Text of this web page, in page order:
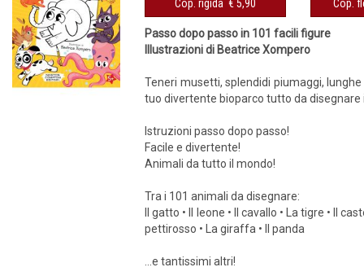
Cop. rigida € 5,90
Passo dopo passo in 101 facili figure
Illustrazioni di Beatrice Xompero
Teneri musetti, splendidi piumaggi,
tuo divertente bioparco tutto da disegnare
Istruzioni passo dopo passo!
Facile e divertente!
Animali da tutto il mondo!
Tra i 101 animali da disegnare:
Il gatto • Il leone • Il cavallo • La tigre • Il
pettirosso • La giraffa • Il panda
...e tantissimi altri!